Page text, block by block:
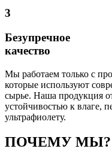
3
Безупречное
качество
Мы работаем только с
которые используют
сырье. Наша продукция
устойчивостью к влаге,
ультрафиолету.
ПОЧЕМУ МЫ?